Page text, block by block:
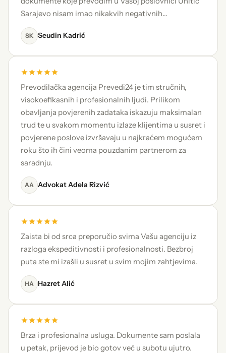
Sarajevo nisam imao nikakvih negativnih…
SK Seudin Kadrić
Prevodilačka agencija Prevedi24 je tim stručnih,
visokoefikasnih i profesionalnih ljudi. Prilikom
obavljanja povjerenih zadataka iskazuju maksimalan
trud te u svakom momentu izlaze klijentima u susret i
povjerene poslove izvršavaju u najkraćem mogućem
roku što ih čini veoma pouzdanim partnerom za
saradnju.
AA Advokat Adela Rizvić
Zaista bi od srca preporučio svima Vašu agenciju iz
razloga ekspeditivnosti i profesionalnosti. Bezbroj
puta ste mi izašli u susret u svim mojim zahtjevima.
HA Hazret Alić
Brza i profesionalna usluga. Dokumente sam poslala
u petak, prijevod je bio gotov već u subotu ujutro.